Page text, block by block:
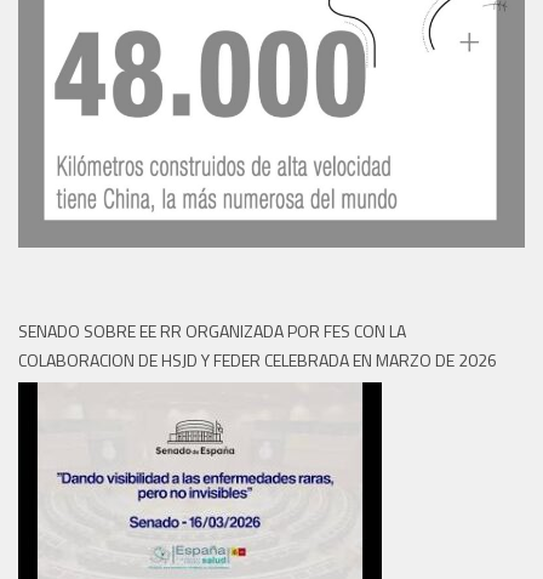
SENADO SOBRE EE RR ORGANIZADA POR FES CON LA
COLABORACION DE HSJD Y FEDER CELEBRADA EN MARZO DE 2026